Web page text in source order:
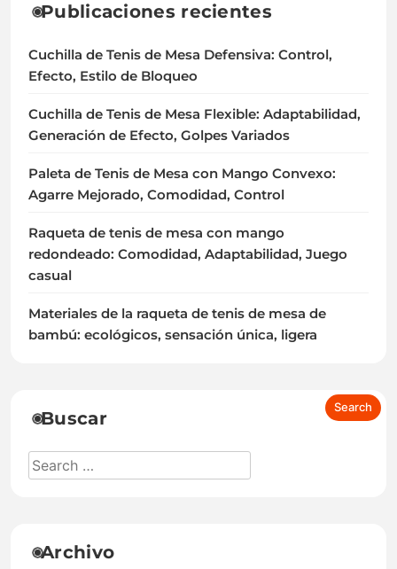
Publicaciones recientes
Cuchilla de Tenis de Mesa Defensiva: Control,
Efecto, Estilo de Bloqueo
Cuchilla de Tenis de Mesa Flexible: Adaptabilidad,
Generación de Efecto, Golpes Variados
Paleta de Tenis de Mesa con Mango Convexo:
Agarre Mejorado, Comodidad, Control
Raqueta de tenis de mesa con mango
redondeado: Comodidad, Adaptabilidad, Juego
casual
Materiales de la raqueta de tenis de mesa de
bambú: ecológicos, sensación única, ligera
Buscar
Archivo